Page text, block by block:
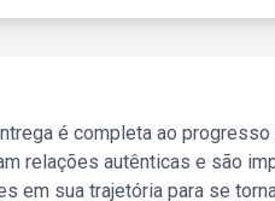
é completa ao
relações autênticas e são
em sua trajetória para se